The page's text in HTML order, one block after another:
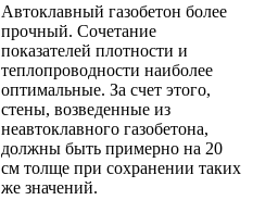
Автоклавный газобетон более
прочный. Сочетание
показателей плотности и
теплопроводности наиболее
оптимальные. За счет этого,
стены, возведенные из
неавтоклавного газобетона,
должны быть примерно на 20
см толще при сохранении таких
же значений.